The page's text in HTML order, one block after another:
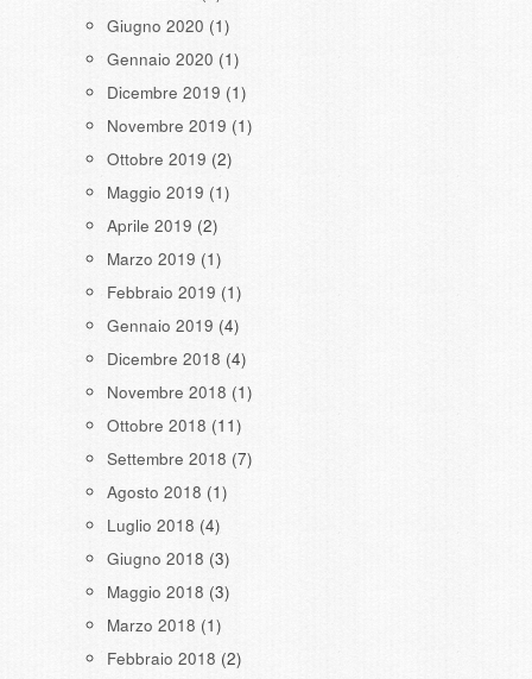
Giugno 2020 (1)
Gennaio 2020 (1)
Dicembre 2019 (1)
Novembre 2019 (1)
Ottobre 2019 (2)
Maggio 2019 (1)
Aprile 2019 (2)
Marzo 2019 (1)
Febbraio 2019 (1)
Gennaio 2019 (4)
Dicembre 2018 (4)
Novembre 2018 (1)
Ottobre 2018 (11)
Settembre 2018 (7)
Agosto 2018 (1)
Luglio 2018 (4)
Giugno 2018 (3)
Maggio 2018 (3)
Marzo 2018 (1)
Febbraio 2018 (2)